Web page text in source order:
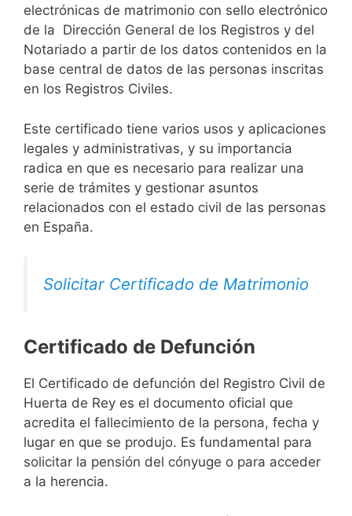
electrónicas de matrimonio con sello electrónico
de la Dirección General de los Registros y del
Notariado a partir de los datos contenidos en la
base central de datos de las personas inscritas
en los Registros Civiles.
Este certificado tiene varios usos y aplicaciones
legales y administrativas, y su importancia
radica en que es necesario para realizar una
serie de trámites y gestionar asuntos
relacionados con el estado civil de las personas
en España.
Solicitar Certificado de Matrimonio
Certificado de Defunción
El Certificado de defunción del Registro Civil de
Huerta de Rey es el documento oficial que
acredita el fallecimiento de la persona, fecha y
lugar en que se produjo. Es fundamental para
solicitar la pensión del cónyuge o para acceder
a la herencia.